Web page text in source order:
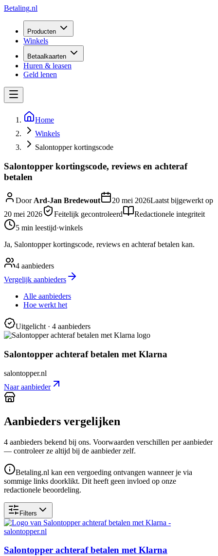
Betaling.nl
Producten
Winkels
Betaalkaarten
Huren & leasen
Geld lenen
Home
Winkels
Salontopper kortingscode
Salontopper kortingscode, reviews en achteraf
betalen
DoorArd-Jan Bredewout 20 mei 2026Laatst bijgewerkt op
20 mei 2026
Feitelijk gecontroleerd
Redactionele integriteit
5 min leestijd·winkels
Ja, Salontopper kortingscode, reviews en achteraf betalen kan.
4 aanbieders
Vergelijk aanbieders
Alle aanbieders
Hoe werkt het
Uitgelicht· 4 aanbieders
Salontopper achteraf betalen met Klarna
salontopper.nl
Naar aanbieder
Aanbieders vergelijken
4 aanbieders bekend bij ons. Voorwaarden verschillen per aanbieder
— controleer ze altijd bij de aanbieder zelf.
Betaling.nl kan een vergoeding ontvangen wanneer je via
sommige links doorklikt. Dit heeft geen invloed op onze
redactionele beoordeling.
Filters
Salontopper achteraf betalen met Klarna